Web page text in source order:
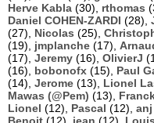
Herve Kabla (30), rthomas
Daniel COHEN-ZARDI (28),
(27), Nicolas (25),
(19), jmplanche (17),
(17), Jeremy (16), OlivierJ
(16), bobonofx (15), Paul
(14), Jerome (13), Lionel
Mawas (@Pem) (13),
Lionel (12), Pascal (12), anj